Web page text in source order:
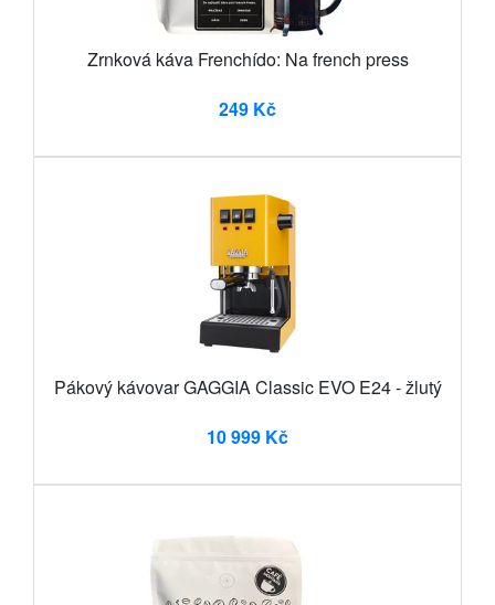
Zrnková káva Frenchído: Na french press
249 Kč
Pákový kávovar GAGGIA Classic EVO E24 - žlutý
10 999 Kč